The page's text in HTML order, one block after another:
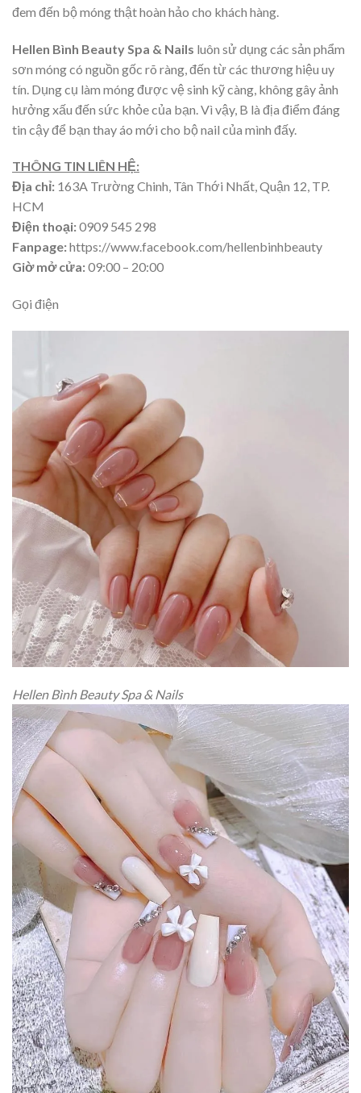
đem đến bộ móng thật hoàn hảo cho khách hàng.
Hellen Bình Beauty Spa & Nails luôn sử dụng các sản phẩm
sơn móng có nguồn gốc rõ ràng, đến từ các thương hiệu uy
tín. Dụng cụ làm móng được vệ sinh kỹ càng, không gây ảnh
hưởng xấu đến sức khỏe của bạn. Vì vậy, B là địa điểm đáng
tin cậy để bạn thay áo mới cho bộ nail của mình đấy.
THÔNG TIN LIÊN HỆ:
Địa chỉ: 163A Trường Chinh, Tân Thới Nhất, Quận 12, TP.
HCM
Điện thoại:0909 545 298
Fanpage:https://www.facebook.com/hellenbinhbeauty
Giờ mở cửa:09:00 – 20:00
Gọi điện
Hellen Bình Beauty Spa & Nails